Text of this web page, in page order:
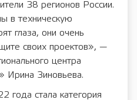
38 регионов России.
в техническую
глаза, они очень
своих проектов», —
центра
Ирина Зиновьева.
года стала категория